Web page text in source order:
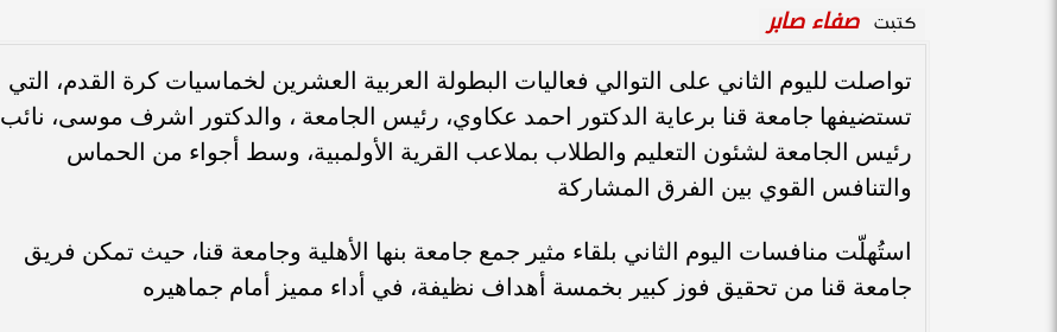
كتبت صفاء صابر
تواصلت لليوم الثاني على التوالي فعاليات البطولة العربية العشرين لخماسيات كرة القدم، التي
تستضيفها جامعة قنا برعاية الدكتور احمد عكاوي، رئيس الجامعة ، والدكتور اشرف موسى، نائب
رئيس الجامعة لشئون التعليم والطلاب بملاعب القرية الأولمبية، وسط أجواء من الحماس
والتنافس القوي بين الفرق المشاركة
استُهلّت منافسات اليوم الثاني بلقاء مثير جمع جامعة بنها الأهلية وجامعة قنا، حيث تمكن فريق
جامعة قنا من تحقيق فوز كبير بخمسة أهداف نظيفة، في أداء مميز أمام جماهيره